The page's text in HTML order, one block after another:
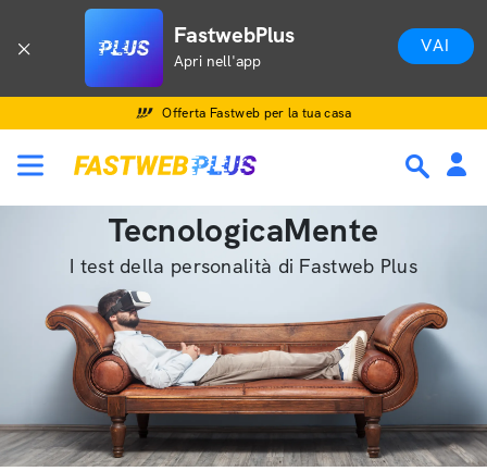
FastwebPlus
Apri nell'app
VAI
Offerta Fastweb per la tua casa
TecnologicaMente
I test della personalità di Fastweb Plus